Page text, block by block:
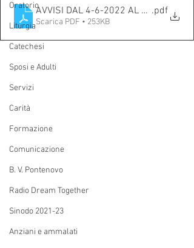
Oratorio
Liturgia
Catechesi
Sposi e Adulti
Servizi
Carità
Formazione
Comunicazione
B. V. Pontenovo
Radio Dream Together
Sinodo 2021-23
Anziani e ammalati
AVVISI DAL 4-6-2022 AL 12-6-2022
.pdf
Scarica PDF • 253KB